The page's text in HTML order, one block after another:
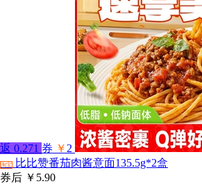
返 0.271 券 ￥ 2
淘宝
比比赞番茄肉酱意面135.5g*2盒
券后 ￥5.90